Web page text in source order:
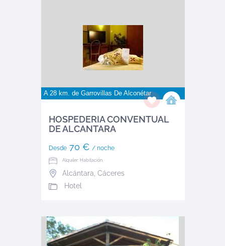
A 28 km. de Garrovillas De Alconétar
HOSPEDERIA CONVENTUAL
DE ALCANTARA
Desde70 € / noche
Alquiler: Habitación
Alcántara Cáceres
Hotel